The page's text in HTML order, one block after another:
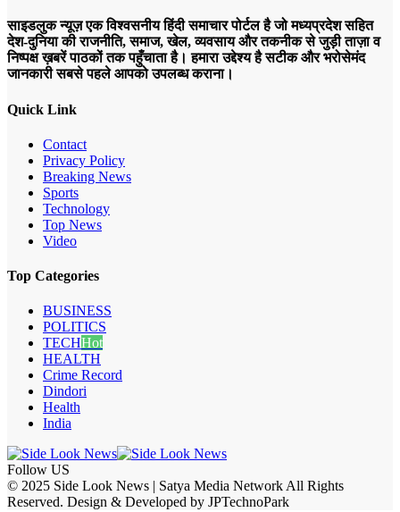
साइडलुक न्यूज़ एक विश्वसनीय हिंदी समाचार पोर्टल है जो मध्यप्रदेश सहित
देश-दुनिया की राजनीति, समाज, खेल, व्यवसाय और तकनीक से जुड़ी ताज़ा व
निष्पक्ष ख़बरें पाठकों तक पहुँचाता है। हमारा उद्देश्य है सटीक और भरोसेमंद
जानकारी सबसे पहले आपको उपलब्ध कराना।
Quick Link
Contact
Privacy Policy
Breaking News
Sports
Technology
Top News
Video
Top Categories
BUSINESS
POLITICS
TECHHot
HEALTH
Crime Record
Dindori
Health
India
Follow US
© 2025 Side Look News | Satya Media Network All Rights
Reserved. Design & Developed by JPTechnoPark